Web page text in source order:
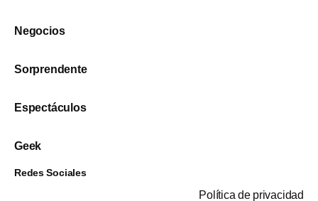
Negocios
Sorprendente
Espectáculos
Geek
Redes Sociales
Política de privacidad